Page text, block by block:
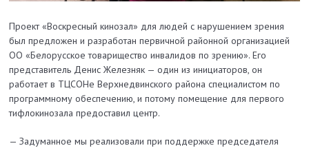
Проект «Воскресный кинозал» для людей с нарушением зрения
был предложен и разработан первичной районной организацией
ОО «Белорусское товарищество инвалидов по зрению». Его
представитель Денис Железняк — один из инициаторов, он
работает в ТЦСОНе Верхнедвинского района специалистом по
программному обеспечению, и потому помещение для первого
тифлокинозала предоставил центр.
— Задуманное мы реализовали при поддержке председателя